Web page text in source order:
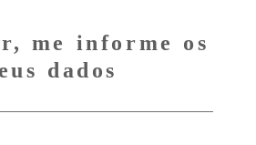
me informe os
dados